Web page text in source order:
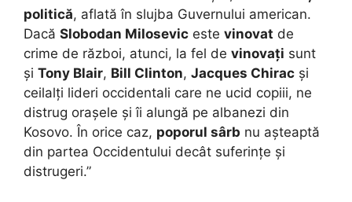
politică, aflată în slujba Guvernului american.
Dacă Slobodan Milosevic este vinovat de
crime de război, atunci, la fel de vinovați sunt
și Tony Blair, Bill Clinton, Jacques Chirac și
ceilalți lideri occidentali care ne ucid copiii, ne
distrug orașele și îi alungă pe albanezi din
Kosovo. În orice caz, poporul sârb nu așteaptă
din partea Occidentului decât suferințe și
distrugeri.”